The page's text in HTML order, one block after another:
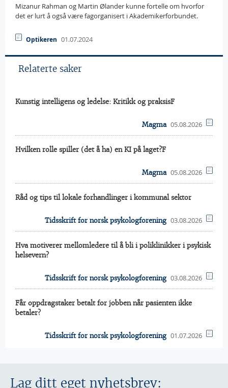
Mizanur Rahman og Martin Ølander kunne fortelle om hvorfor
det er lurt å også være fagorganisert i Akademikerforbundet.
Optikeren 01.07.2024
Relaterte saker
Kunstig intelligens og ledelse: Kritikk og praksisF
Magma 05.08.2026
Hvilken rolle spiller (det å ha) en KI på laget?F
Magma 05.08.2026
Råd og tips til lokale forhandlinger i kommunal sektor
Tidsskrift for norsk psykologforening 03.08.2026
Hva motiverer mellomledere til å bli i poliklinikker i psykisk
helsevern?
Tidsskrift for norsk psykologforening 03.08.2026
Får oppdragstaker betalt for jobben når pasienten ikke
betaler?
Tidsskrift for norsk psykologforening 01.07.2026
Lag ditt eget nyhetsbrev: